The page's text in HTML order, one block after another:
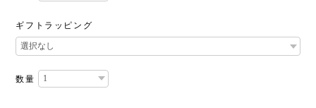
ギフトラッピング
数量